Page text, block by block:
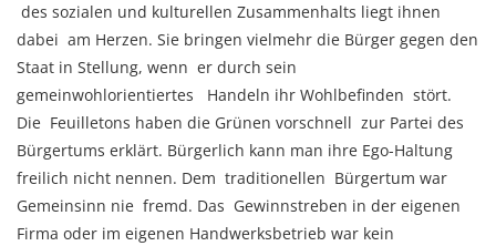
des sozialen und kulturellen Zusammenhalts liegt ihnen
dabei am Herzen. Sie bringen vielmehr die Bürger gegen den
Staat in Stellung, wenn er durch sein
gemeinwohlorientiertes Handeln ihr Wohlbefinden stört.
Die Feuilletons haben die Grünen vorschnell zur Partei des
Bürgertums erklärt. Bürgerlich kann man ihre Ego-Haltung
freilich nicht nennen. Dem traditionellen Bürgertum war
Gemeinsinn nie fremd. Das Gewinnstreben in der eigenen
Firma oder im eigenen Handwerksbetrieb war kein